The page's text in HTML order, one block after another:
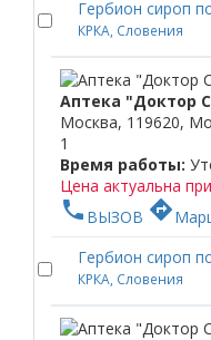
Гербион сироп
КРКА, Словения
Аптека "Доктор
Москва, 119620,
1
Время работы:
Цена актуальна
phone ВЫЗОВ directions
Гербион сироп
КРКА, Словения